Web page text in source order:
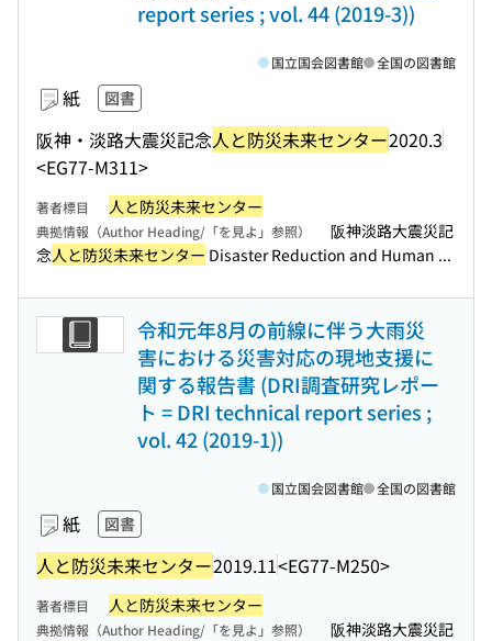
report series ; vol. 44 (2019-3))
紙 図書
阪神・淡路大震災記念人と防災未来センター2020.3
<EG77-M311>
国立国会図書館 全国の図書館
著者標目 人と防災未来センター
典拠情報（Author Heading/「を見よ」参照）
阪神淡路大震災記
念人と防災未来センター Disaster Reduction and Human ...
令和元年8月の前線に伴う大雨災
害における災害対応の現地支援に
関する報告書 (DRI調査研究レポー
ト = DRI technical report series ;
vol. 42 (2019-1))
紙 図書
人と防災未来センター2019.11<EG77-M250>
国立国会図書館 全国の図書館
著者標目 人と防災未来センター
典拠情報（Author Heading/「を見よ」参照）
阪神淡路大震災記